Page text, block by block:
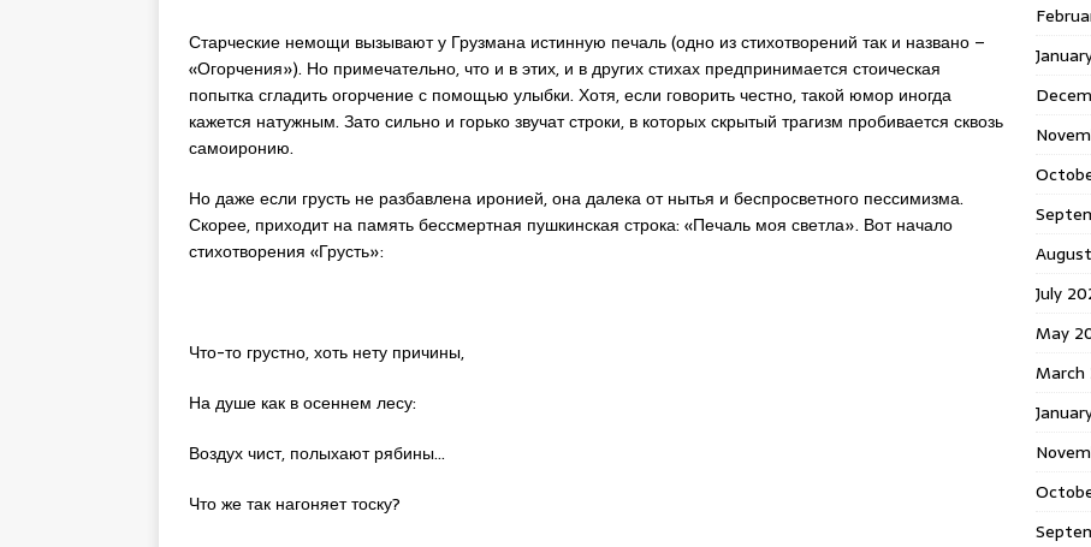
Старческие немощи вызывают у Грузмана истинную печаль (одно из стихотворений так и названо –
«Огорчения»). Но примечательно, что и в этих, и в других стихах предпринимается стоическая
попытка сгладить огорчение с помощью улыбки. Хотя, если говорить честно, такой юмор иногда
кажется натужным. Зато сильно и горько звучат строки, в которых скрытый трагизм пробивается сквозь
самоиронию.
Но даже если грусть не разбавлена иронией, она далека от нытья и беспросветного пессимизма.
Скорее, приходит на память бессмертная пушкинская строка: «Печаль моя светла». Вот начало
стихотворения «Грусть»:
Что-то грустно, хоть нету причины,
На душе как в осеннем лесу:
Воздух чист, полыхают рябины…
Что же так нагоняет тоску?
July
May
March